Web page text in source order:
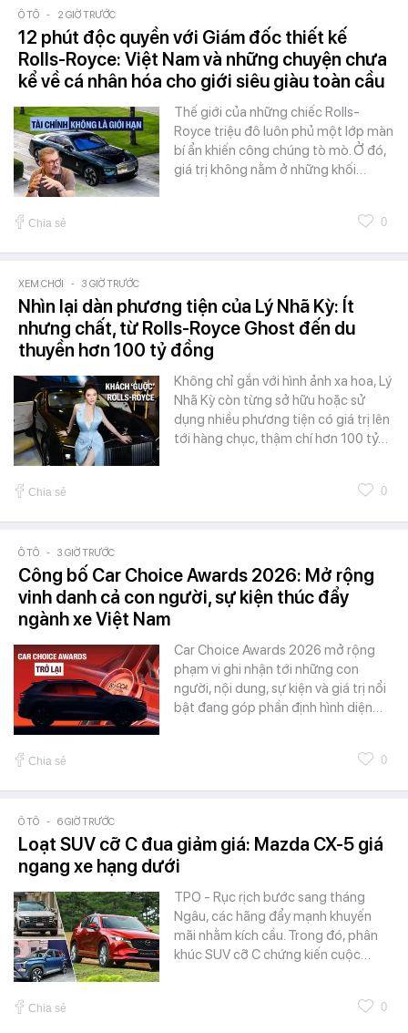
Ô TÔ - 2 GIỜ TRƯỚC
12 phút độc quyền với Giám đốc thiết kế
Rolls-Royce: Việt Nam và những chuyện chưa
kể về cá nhân hóa cho giới siêu giàu toàn cầu
Thế giới của những chiếc Rolls-
Royce triệu đô luôn phủ một lớp màn
bí ẩn khiến công chúng tò mò. Ở đó,
giá trị không nằm ở những khối…
Chia sẻ 0
XEM CHƠI - 3 GIỜ TRƯỚC
Nhìn lại dàn phương tiện của Lý Nhã Kỳ: Ít
nhưng chất, từ Rolls-Royce Ghost đến du
thuyền hơn 100 tỷ đồng
Không chỉ gắn với hình ảnh xa hoa, Lý
Nhã Kỳ còn từng sở hữu hoặc sử
dụng nhiều phương tiện có giá trị lên
tới hàng chục, thậm chí hơn 100 tỷ…
Chia sẻ 0
Ô TÔ - 3 GIỜ TRƯỚC
Công bố Car Choice Awards 2026: Mở rộng
vinh danh cả con người, sự kiện thúc đẩy
ngành xe Việt Nam
Car Choice Awards 2026 mở rộng
phạm vi ghi nhận tới những con
người, nội dung, sự kiện và giá trị nổi
bật đang góp phần định hình diện…
Chia sẻ 0
Ô TÔ - 6 GIỜ TRƯỚC
Loạt SUV cỡ C đua giảm giá: Mazda CX-5 giá
ngang xe hạng dưới
TPO - Rục rịch bước sang tháng
Ngâu, các hãng đẩy mạnh khuyến
mãi nhằm kích cầu. Trong đó, phân
khúc SUV cỡ C chứng kiến cuộc…
Chia sẻ 0